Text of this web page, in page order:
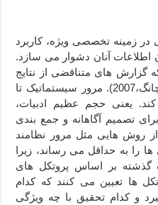
زمینه تخصصی ویژه، کاربرد
اطلاعات آنان دشوار می سازد.
گزارش های متناقضی از نتایج
تحقیقات ارائه شده باشد(زوی، چانگ،2007). مرور سیستماتیک تا
یعنی حجم عظیم ادبیات،
تصمیم آگاهانه و جمع بندی
روش هایی مثل مرور نظامند
را به حداقل می رساند، زیرا
گذشته بر اساس پروتکل های
ها تعیین می کنند که کدام
و کدام تحقیق با چه ویژگی